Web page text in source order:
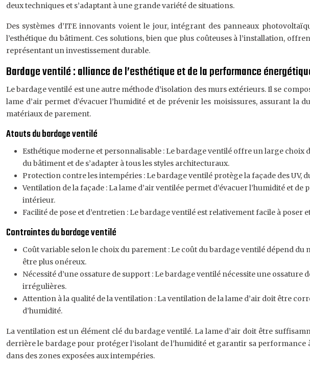
deux techniques et s’adaptant à une grande variété de situations.
Des systèmes d’ITE innovants voient le jour, intégrant des panneaux
l’esthétique du bâtiment. Ces solutions, bien que plus coûteuses à l’installation,
représentant un investissement durable.
Bardage ventilé : alliance de l’esthétique et de la performance
Le bardage ventilé est une autre méthode d’isolation des murs extérieurs. Il se
lame d’air permet d’évacuer l’humidité et de prévenir les moisissures, assurant
matériaux de parement.
Atouts du bardage ventilé
Esthétique moderne et personnalisable : Le bardage ventilé offre un large choix
du bâtiment et de s’adapter à tous les styles architecturaux.
Protection contre les intempéries : Le bardage ventilé protège la façade des UV,
Ventilation de la façade : La lame d’air ventilée permet d’évacuer l’humidité et
intérieur.
Facilité de pose et d’entretien : Le bardage ventilé est relativement facile à
Contraintes du bardage ventilé
Coût variable selon le choix du parement : Le coût du bardage ventilé dépend
être plus onéreux.
Nécessité d’une ossature de support : Le bardage ventilé nécessite une
irrégulières.
Attention à la qualité de la ventilation : La ventilation de la lame d’air doit être
d’humidité.
La ventilation est un élément clé du bardage ventilé. La lame d’air doit être
derrière le bardage pour protéger l’isolant de l’humidité et garantir sa
dans des zones exposées aux intempéries.